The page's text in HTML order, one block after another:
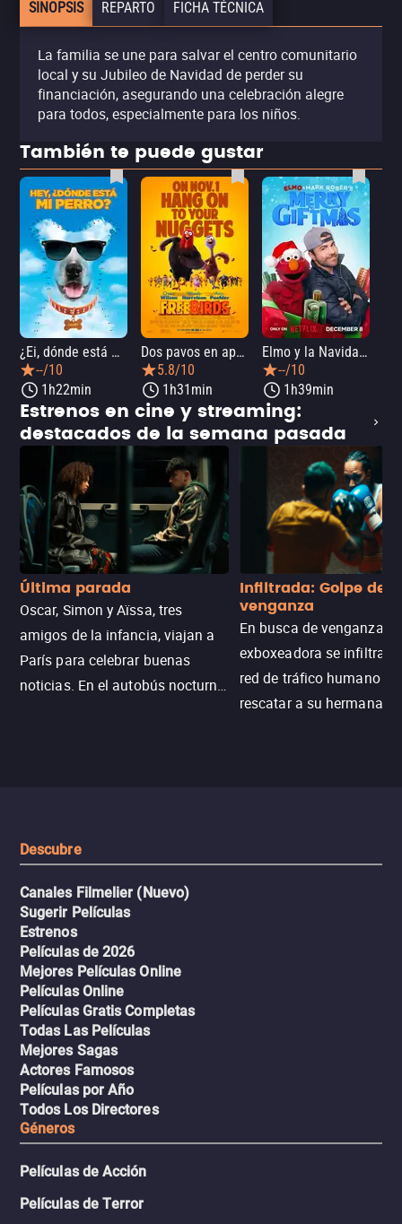
SINOPSIS REPARTO FICHA TÉCNICA
La familia se une para salvar el centro comunitario
local y su Jubileo de Navidad de perder su
financiación, asegurando una celebración alegre
para todos, especialmente para los niños.
También te puede gustar
¿Ei, dónde está mi perro?
--/10
1h22min
Dos pavos en apuros
5.8/10
1h31min
Elmo y la Navidad mágica de Mark Rober
--/10
1h39min
Estrenos en cine y streaming:
destacados de la semana pasada
Última parada
Oscar, Simon y Aïssa, tres
amigos de la infancia, viajan a
París para celebrar buenas
noticias. En el autobús nocturno
Infiltrada: Golpe de
venganza
En busca de venganza,
exboxeadora se infiltra
red de tráfico humano
rescatar a su hermana
Descubre
Canales Filmelier (Nuevo)
Sugerir Películas
Estrenos
Películas de 2026
Mejores Películas Online
Películas Online
Películas Gratis Completas
Todas Las Películas
Mejores Sagas
Actores Famosos
Películas por Año
Todos Los Directores
Géneros
Películas de Acción
Películas de Terror